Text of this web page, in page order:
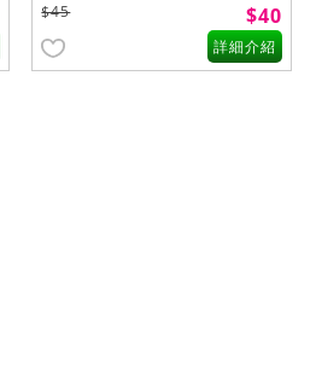
$45 $40
詳細介紹